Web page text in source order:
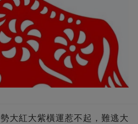
大紅大紫橫運惹不起，難逃大